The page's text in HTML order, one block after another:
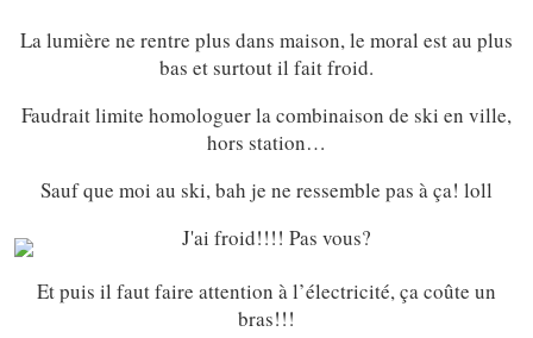
La lumière ne rentre plus dans maison, le moral est au plus
bas et surtout il fait froid.
Faudrait limite homologuer la combinaison de ski en ville,
hors station…
Sauf que moi au ski, bah je ne ressemble pas à ça! loll
Et puis il faut faire attention à l’électricité, ça coûte un
bras!!!